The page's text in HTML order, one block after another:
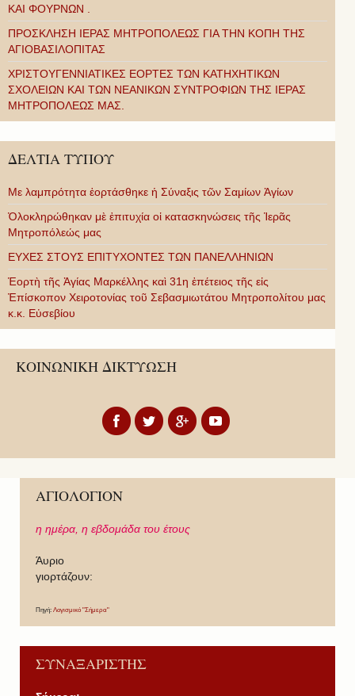
ΚΑΙ ΦΟΥΡΝΩΝ .
ΠΡΟΣΚΛΗΣΗ ΙΕΡΑΣ ΜΗΤΡΟΠΟΛΕΩΣ ΓΙΑ ΤΗΝ ΚΟΠΗ ΤΗΣ
ΑΓΙΟΒΑΣΙΛΟΠΙΤΑΣ
ΧΡΙΣΤΟΥΓΕΝΝΙΑΤΙΚΕΣ ΕΟΡΤΕΣ ΤΩΝ ΚΑΤΗΧΗΤΙΚΩΝ
ΣΧΟΛΕΙΩΝ ΚΑΙ ΤΩΝ ΝΕΑΝΙΚΩΝ ΣΥΝΤΡΟΦΙΩΝ ΤΗΣ ΙΕΡΑΣ
ΜΗΤΡΟΠΟΛΕΩΣ ΜΑΣ.
ΔΕΛΤΙΑ ΤΥΠΟΥ
Με λαμπρότητα ἑορτάσθηκε ἡ Σύναξις τῶν Σαμίων Ἁγίων
Ὁλοκληρώθηκαν μὲ ἐπιτυχία οἱ κατασκηνώσεις τῆς Ἱερᾶς
Μητροπόλεώς μας
ΕΥΧΕΣ ΣΤΟΥΣ ΕΠΙΤΥΧΟΝΤΕΣ ΤΩΝ ΠΑΝΕΛΛΗΝΙΩΝ
Ἑορτὴ τῆς Ἁγίας Μαρκέλλης καὶ 31η ἐπέτειος τῆς εἰς
Ἐπίσκοπον Χειροτονίας τοῦ Σεβασμιωτάτου Μητροπολίτου μας
κ.κ. Εὐσεβίου
ΚΟΙΝΩΝΙΚΗ ΔΙΚΤΥΩΣΗ
ΑΓΙΟΛΟΓΙΟΝ
η ημέρα, η εβδομάδα του έτους
Άυριο
γιορτάζουν:
Πηγή: Λογισμικό "Σήμερα"
ΣΥΝΑΞΑΡΙΣΤΗΣ